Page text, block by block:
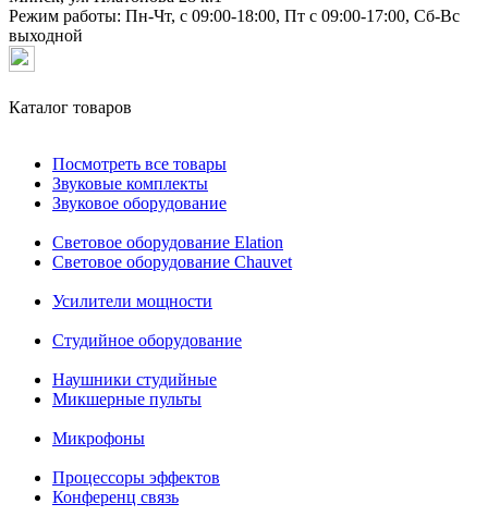
Режим работы: Пн-Чт, с 09:00-18:00, Пт с 09:00-17:00, Сб-Вс
выходной
Каталог товаров
Посмотреть все товары
Звуковые комплекты
Звуковое оборудование
Световое оборудование Elation
Cветовое оборудование Chauvet
Усилители мощности
Студийное оборудование
Наушники студийные
Микшерные пульты
Микрофоны
Процессоры эффектов
Конференц связь